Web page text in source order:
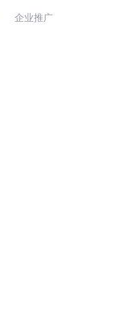
企业推广